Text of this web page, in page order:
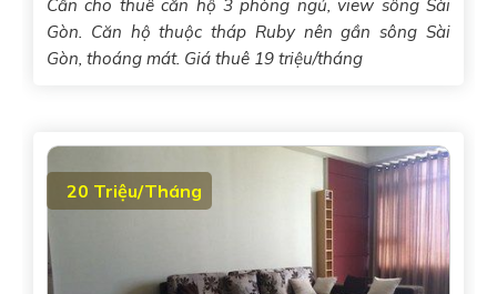
Cần cho thuê căn hộ 3 phòng ngủ, view sông Sài
Gòn. Căn hộ thuộc tháp Ruby nên gần sông Sài
Gòn, thoáng mát. Giá thuê 19 triệu/tháng
20 Triệu/Tháng